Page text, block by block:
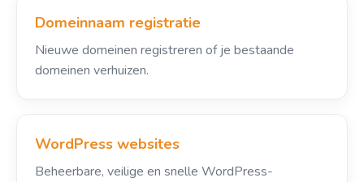
Domeinnaam registratie
Nieuwe domeinen registreren of je bestaande
domeinen verhuizen.
WordPress websites
Beheerbare, veilige en snelle WordPress-